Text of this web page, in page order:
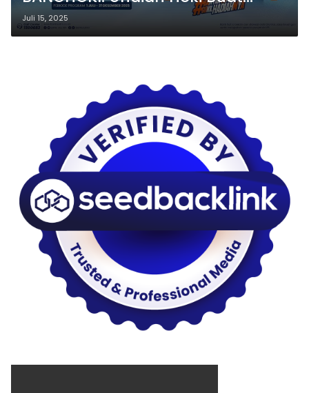
Banggona Setia
Juli 15, 2025